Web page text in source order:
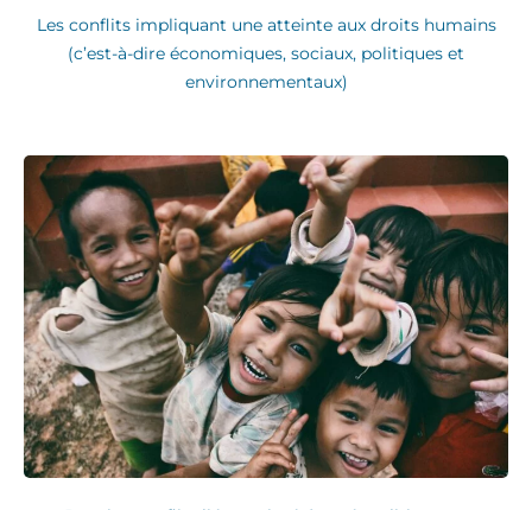
Les conflits impliquant une atteinte aux droits humains
(c’est-à-dire économiques, sociaux, politiques et
environnementaux)